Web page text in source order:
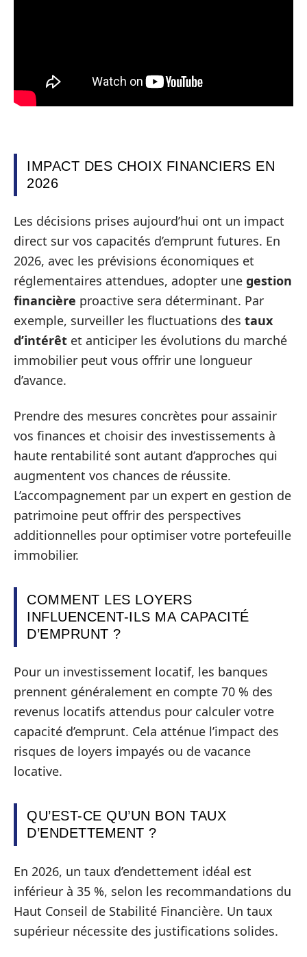
IMPACT DES CHOIX FINANCIERS EN
2026
Les décisions prises aujourd’hui ont un impact
direct sur vos capacités d’emprunt futures. En
2026, avec les prévisions économiques et
réglementaires attendues, adopter une gestion
financière proactive sera déterminant. Par
exemple, surveiller les fluctuations des taux
d’intérêt et anticiper les évolutions du marché
immobilier peut vous offrir une longueur
d’avance.
Prendre des mesures concrètes pour assainir
vos finances et choisir des investissements à
haute rentabilité sont autant d’approches qui
augmentent vos chances de réussite.
L’accompagnement par un expert en gestion de
patrimoine peut offrir des perspectives
additionnelles pour optimiser votre portefeuille
immobilier.
COMMENT LES LOYERS
INFLUENCENT-ILS MA CAPACITÉ
D’EMPRUNT ?
Pour un investissement locatif, les banques
prennent généralement en compte 70 % des
revenus locatifs attendus pour calculer votre
capacité d’emprunt. Cela atténue l’impact des
risques de loyers impayés ou de vacance
locative.
QU’EST-CE QU’UN BON TAUX
D’ENDETTEMENT ?
En 2026, un taux d’endettement idéal est
inférieur à 35 %, selon les recommandations du
Haut Conseil de Stabilité Financière. Un taux
supérieur nécessite des justifications solides.